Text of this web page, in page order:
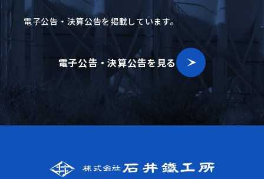
電子公告・決算公告を掲載しています。
電子公告・決算公告を見る